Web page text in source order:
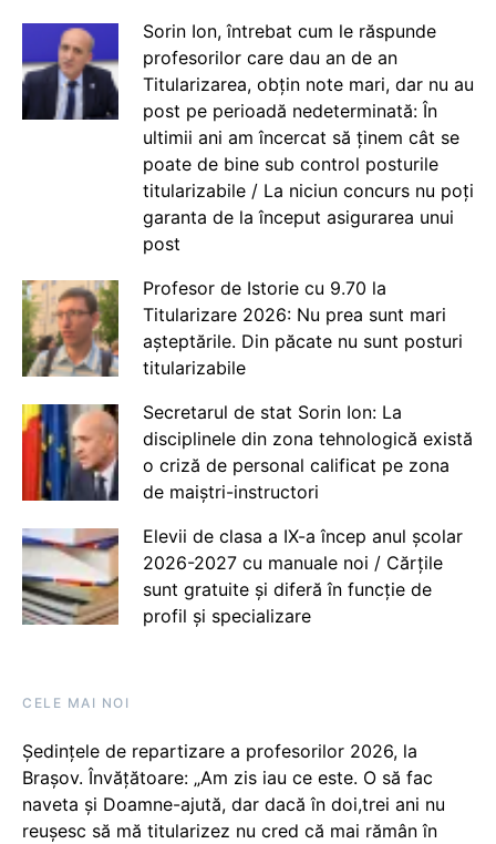
Sorin Ion, întrebat cum le răspunde
profesorilor care dau an de an
Titularizarea, obțin note mari, dar nu au
post pe perioadă nedeterminată: În
ultimii ani am încercat să ținem cât se
poate de bine sub control posturile
titularizabile / La niciun concurs nu poți
garanta de la început asigurarea unui
post
Profesor de Istorie cu 9.70 la
Titularizare 2026: Nu prea sunt mari
așteptările. Din păcate nu sunt posturi
titularizabile
Secretarul de stat Sorin Ion: La
disciplinele din zona tehnologică există
o criză de personal calificat pe zona
de maiștri-instructori
Elevii de clasa a IX-a încep anul școlar
2026-2027 cu manuale noi / Cărțile
sunt gratuite și diferă în funcție de
profil și specializare
CELE MAI NOI
Ședințele de repartizare a profesorilor 2026, la
Brașov. Învățătoare: „Am zis iau ce este. O să fac
naveta și Doamne-ajută, dar dacă în doi,trei ani nu
reușesc să mă titularizez nu cred că mai rămân în